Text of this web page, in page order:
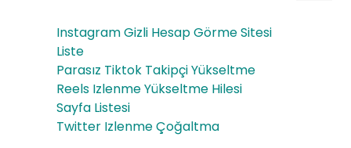
esh
-
n
im
atı
Instagram Gizli Hesap Görme Sitesi
Liste
Parasız Tiktok Takipçi Yükseltme
Reels Izlenme Yükseltme Hilesi
Sayfa Listesi
Twitter Izlenme Çoğaltma